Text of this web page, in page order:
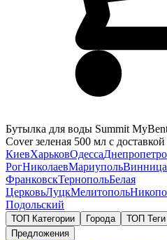
Бутылка для воды Summit
Cover зеленая 500 мл с
КиевХарьковОдесса
РогНиколаевМариупольВинница
ФранковскТернопольБелая
ЦерковьЛуцкМелитополь
Подольский
ТОП Категории Города ТОП Теги
Предложения